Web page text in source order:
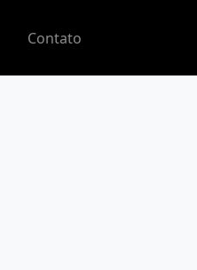
Contato